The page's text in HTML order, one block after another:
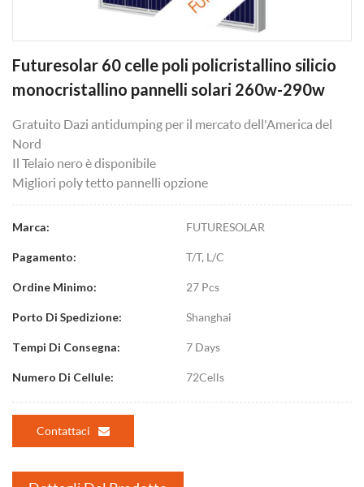
Futuresolar 60 celle poli policristallino silicio
monocristallino pannelli solari 260w-290w
Gratuito Dazi antidumping per il mercato dell'America del
Nord
Il Telaio nero è disponibile
Migliori poly tetto pannelli opzione
Marca: FUTURESOLAR
Pagamento: T/T, L/C
Ordine Minimo: 27 Pcs
Porto Di Spedizione: Shanghai
Tempi Di Consegna: 7 Days
Numero Di Cellule: 72Cells
Contattaci